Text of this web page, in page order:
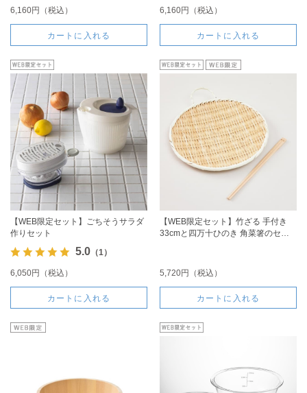
6,160円（税込）
カートに入れる
6,160円（税込）
カートに入れる
【WEB限定セット】ごちそうサラダ
作りセット
5.0（1）
6,050円（税込）
カートに入れる
【WEB限定セット】竹ざる 手付き
33cmと四万十ひのき 角菜箸のセッ
5,720円（税込）
カートに入れる